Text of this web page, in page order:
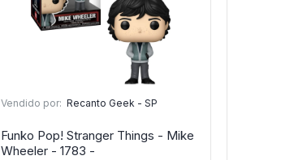
Vendido por: Recanto Geek - SP
Funko Pop! Stranger Things - Mike
Wheeler - 1783 -